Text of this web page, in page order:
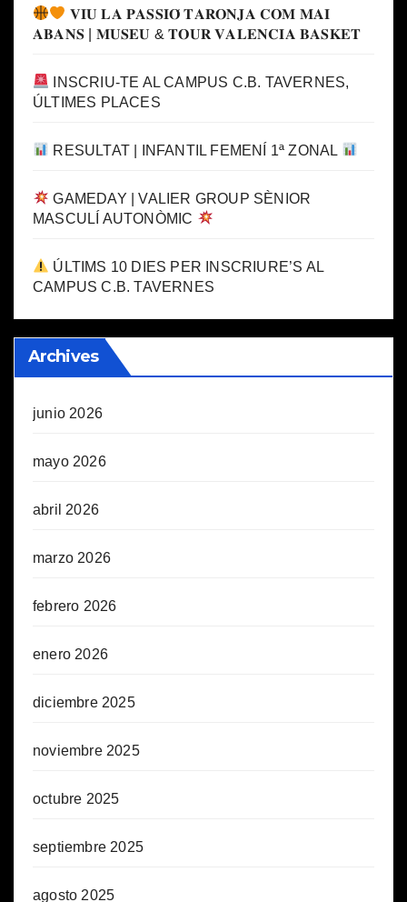
𝐕𝐈𝐔 𝐋𝐀 𝐏𝐀𝐒𝐒𝐈𝐎́ 𝐓𝐀𝐑𝐎𝐍𝐉𝐀 𝐂𝐎𝐌 𝐌𝐀𝐈
𝐀𝐁𝐀𝐍𝐒 | 𝐌𝐔𝐒𝐄𝐔 & 𝐓𝐎𝐔𝐑 𝐕𝐀𝐋𝐄𝐍𝐂𝐈𝐀 𝐁𝐀𝐒𝐊𝐄𝐓
INSCRIU-TE AL CAMPUS C.B. TAVERNES,
ÚLTIMES PLACES
RESULTAT | INFANTIL FEMENÍ 1ª ZONAL
GAMEDAY | VALIER GROUP SÈNIOR
MASCULÍ AUTONÒMIC
ÚLTIMS 10 DIES PER INSCRIURE’S AL
CAMPUS C.B. TAVERNES
Archives
junio 2026
mayo 2026
abril 2026
marzo 2026
febrero 2026
enero 2026
diciembre 2025
noviembre 2025
octubre 2025
septiembre 2025
agosto 2025